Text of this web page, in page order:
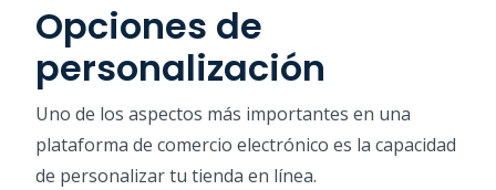
Opciones de
personalización
Uno de los aspectos más importantes en una
plataforma de comercio electrónico es la capacidad
de personalizar tu tienda en línea.